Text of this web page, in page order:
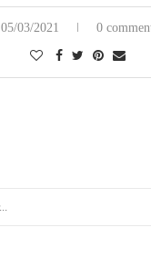
05/03/2021 0